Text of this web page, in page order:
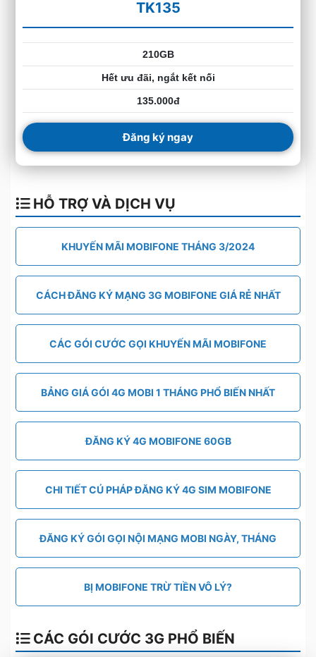
TK135
210GB
Hết ưu đãi, ngắt kết nối
135.000đ
Đăng ký ngay
HỖ TRỢ VÀ DỊCH VỤ
KHUYẾN MÃI MOBIFONE THÁNG 3/2024
CÁCH ĐĂNG KÝ MẠNG 3G MOBIFONE GIÁ RẺ NHẤT
CÁC GÓI CƯỚC GỌI KHUYẾN MÃI MOBIFONE
BẢNG GIÁ GÓI 4G MOBI 1 THÁNG PHỔ BIẾN NHẤT
ĐĂNG KÝ 4G MOBIFONE 60GB
CHI TIẾT CÚ PHÁP ĐĂNG KÝ 4G SIM MOBIFONE
ĐĂNG KÝ GÓI GỌI NỘI MẠNG MOBI NGÀY, THÁNG
BỊ MOBIFONE TRỪ TIỀN VÔ LÝ?
CÁC GÓI CƯỚC 3G PHỔ BIẾN